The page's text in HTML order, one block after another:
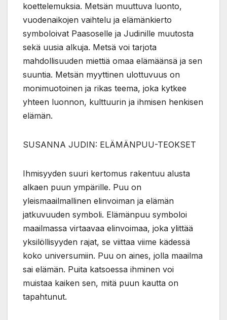
koettelemuksia. Metsän muuttuva luonto,
vuodenaikojen vaihtelu ja elämänkierto
symboloivat Paasoselle ja Judinille muutosta
sekä uusia alkuja. Metsä voi tarjota
mahdollisuuden miettiä omaa elämäänsä ja sen
suuntia. Metsän myyttinen ulottuvuus on
monimuotoinen ja rikas teema, joka kytkee
yhteen luonnon, kulttuurin ja ihmisen henkisen
elämän.
SUSANNA JUDIN: ELÄMÄNPUU-TEOKSET
Ihmisyyden suuri kertomus rakentuu alusta
alkaen puun ympärille. Puu on
yleismaailmallinen elinvoiman ja elämän
jatkuvuuden symboli. Elämänpuu symboloi
maailmassa virtaavaa elinvoimaa, joka ylittää
yksilöllisyyden rajat, se viittaa viime kädessä
koko universumiin. Puu on aines, jolla maailma
sai elämän. Puita katsoessa ihminen voi
muistaa kaiken sen, mitä puun kautta on
tapahtunut.